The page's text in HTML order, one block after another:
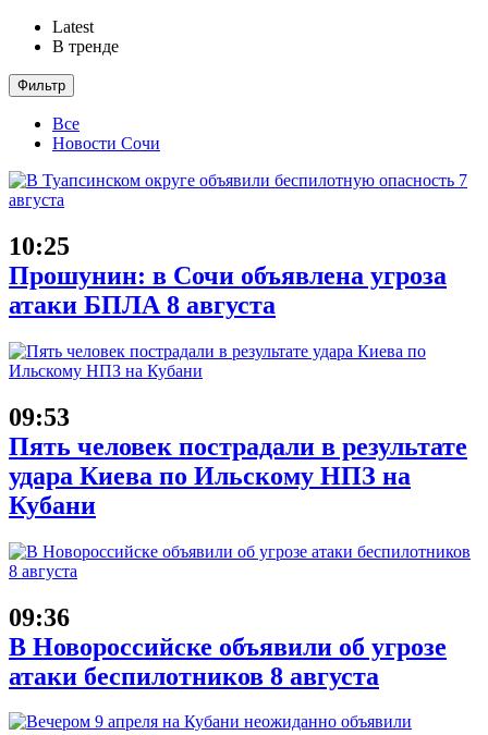
Latest
В тренде
Фильтр
Все
Новости Сочи
10:25
Прошунин: в Сочи объявлена угроза
атаки БПЛА 8 августа
09:53
Пять человек пострадали в результате
удара Киева по Ильскому НПЗ на
Кубани
09:36
В Новороссийске объявили об угрозе
атаки беспилотников 8 августа